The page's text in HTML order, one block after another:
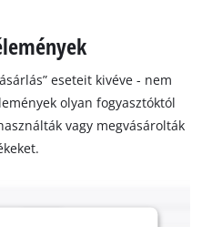
eseteit kivéve - nem
olyan fogyasztóktól
vagy megvásárolták